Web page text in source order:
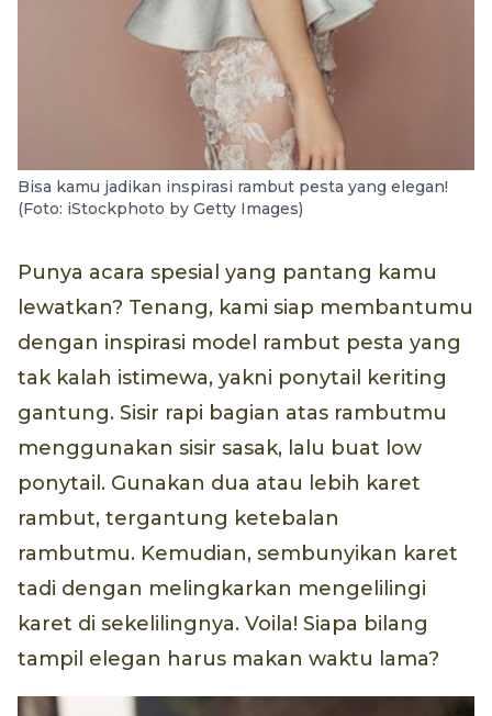
Bisa kamu jadikan inspirasi rambut pesta yang elegan!
(Foto: iStockphoto by Getty Images)
Punya acara spesial yang pantang kamu
lewatkan? Tenang, kami siap membantumu
dengan inspirasi model rambut pesta yang
tak kalah istimewa, yakni ponytail keriting
gantung. Sisir rapi bagian atas rambutmu
menggunakan sisir sasak, lalu buat low
ponytail. Gunakan dua atau lebih karet
rambut, tergantung ketebalan
rambutmu. Kemudian, sembunyikan karet
tadi dengan melingkarkan mengelilingi
karet di sekelilingnya. Voila! Siapa bilang
tampil elegan harus makan waktu lama?